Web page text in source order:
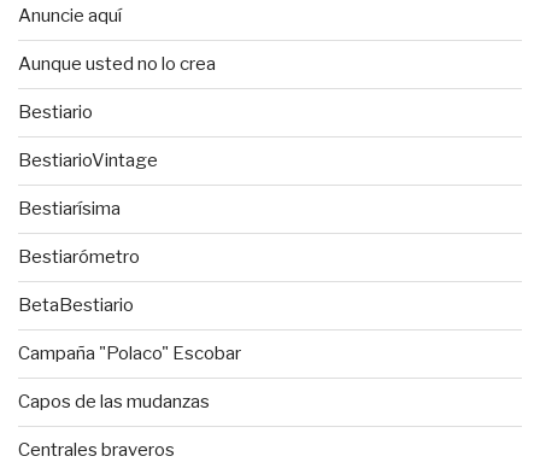
Anuncie aquí
Aunque usted no lo crea
Bestiario
BestiarioVintage
Bestiarísima
Bestiarómetro
BetaBestiario
Campaña "Polaco" Escobar
Capos de las mudanzas
Centrales braveros